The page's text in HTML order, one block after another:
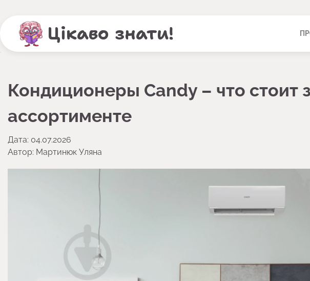
вмісту
Цікаво знати!
Кондиционеры Candy – что стоит
ассортименте
Дата: 04.07.2026
Автор: Мартинюк Уляна